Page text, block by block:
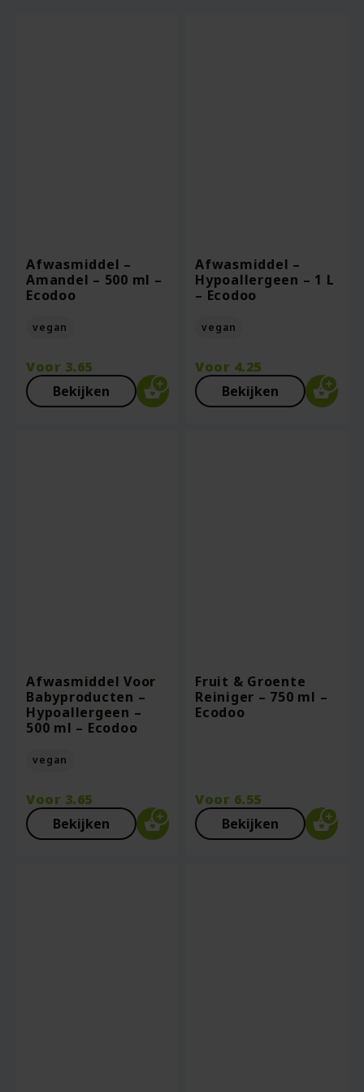
Afwasmiddel –
Amandel – 500 ml –
Ecodoo
vegan
Voor 3.65
Bekijken
Afwasmiddel –
Hypoallergeen – 1 L
– Ecodoo
vegan
Voor 4.25
Bekijken
Afwasmiddel Voor
Babyproducten –
Hypoallergeen –
500 ml – Ecodoo
vegan
Voor 3.65
Bekijken
Fruit & Groente
Reiniger – 750 ml –
Ecodoo
Voor 6.55
Bekijken